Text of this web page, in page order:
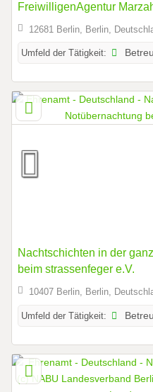
FreiwilligenAgentur
12681 Berlin, Berlin,
Umfeld der Tätigkeit:
Nachtschichten in der
beim strassenfeger e.V.
10407 Berlin, Berlin,
Umfeld der Tätigkeit: